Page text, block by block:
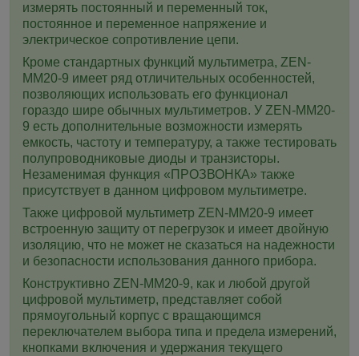
измерять постоянный и переменный ток,
постоянное и переменное напряжение и
электрическое сопротивление цепи.
Кроме стандартных функций мультиметра, ZEN-
MM20-9 имеет ряд отличительных особенностей,
позволяющих использовать его функционал
гораздо шире обычных мультиметров. У ZEN-MM20-
9 есть дополнительные возможности измерять
емкость, частоту и температуру, а также тестировать
полупроводниковые диоды и транзисторы.
Незаменимая функция «ПРОЗВОНКА» также
присутствует в данном цифровом мультиметре.
Также цифровой мультиметр ZEN-MM20-9 имеет
встроенную защиту от перегрузок и имеет двойную
изоляцию, что не может не сказаться на надежности
и безопасности использования данного прибора.
Конструктивно ZEN-MM20-9, как и любой другой
цифровой мультиметр, представляет собой
прямоугольный корпус с вращающимся
переключателем выбора типа и предела измерений,
кнопками включения и удержания текущего